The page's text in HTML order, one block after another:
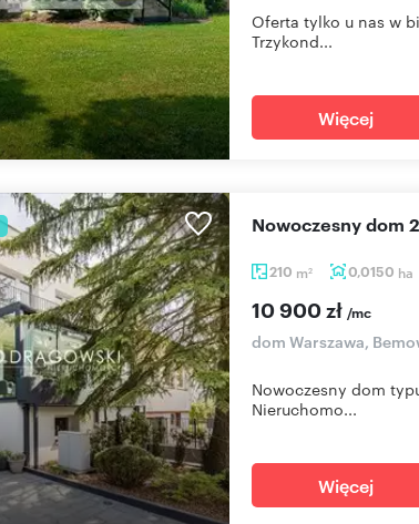
Oferta tylko u nas w
Trzykond...
Więcej
210 m2 0,0150 ha
Nowoczesny dom
10 900 zł /mc
dom Warszawa,
Nowoczesny dom
Nieruchomo...
Więcej